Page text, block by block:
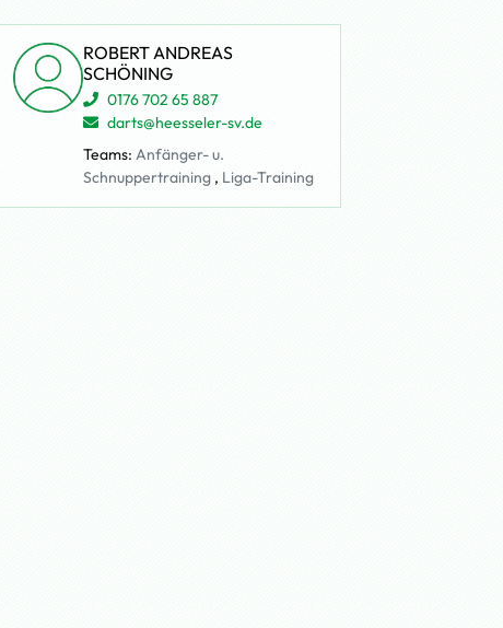
ROBERT ANDREAS
SCHÖNING
0176 702 65 887
darts@heesseler-sv.de
Teams: Anfänger- u.
Schnuppertraining, Liga-Training